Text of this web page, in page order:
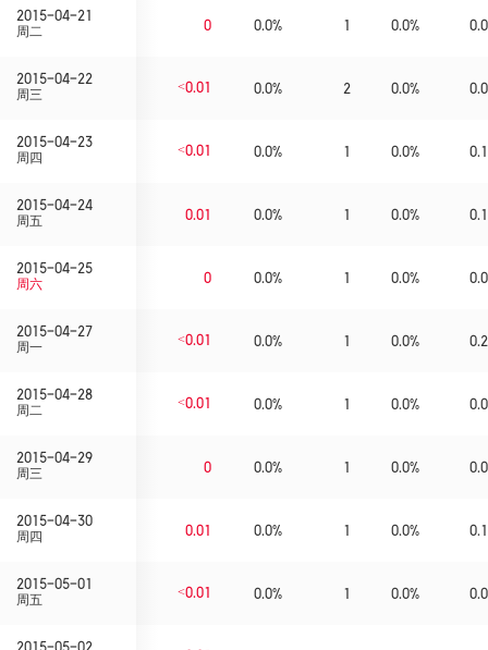
2015-04-21
周二
0 0.0% 1 0.0% 0.0
2015-04-22
周三
<0.01 0.0% 2 0.0% 0.0
2015-04-23
周四
<0.01 0.0% 1 0.0% 0.1
2015-04-24
周五
0.01 0.0% 1 0.0% 0.1
2015-04-25
周六
0 0.0% 1 0.0% 0.0
2015-04-27
周一
<0.01 0.0% 1 0.0% 0.2
2015-04-28
周二
<0.01 0.0% 1 0.0% 0.0
2015-04-29
周三
0 0.0% 1 0.0% 0.0
2015-04-30
周四
0.01 0.0% 1 0.0% 0.1
2015-05-01
周五
<0.01 0.0% 1 0.0% 0.0
2015-05-02